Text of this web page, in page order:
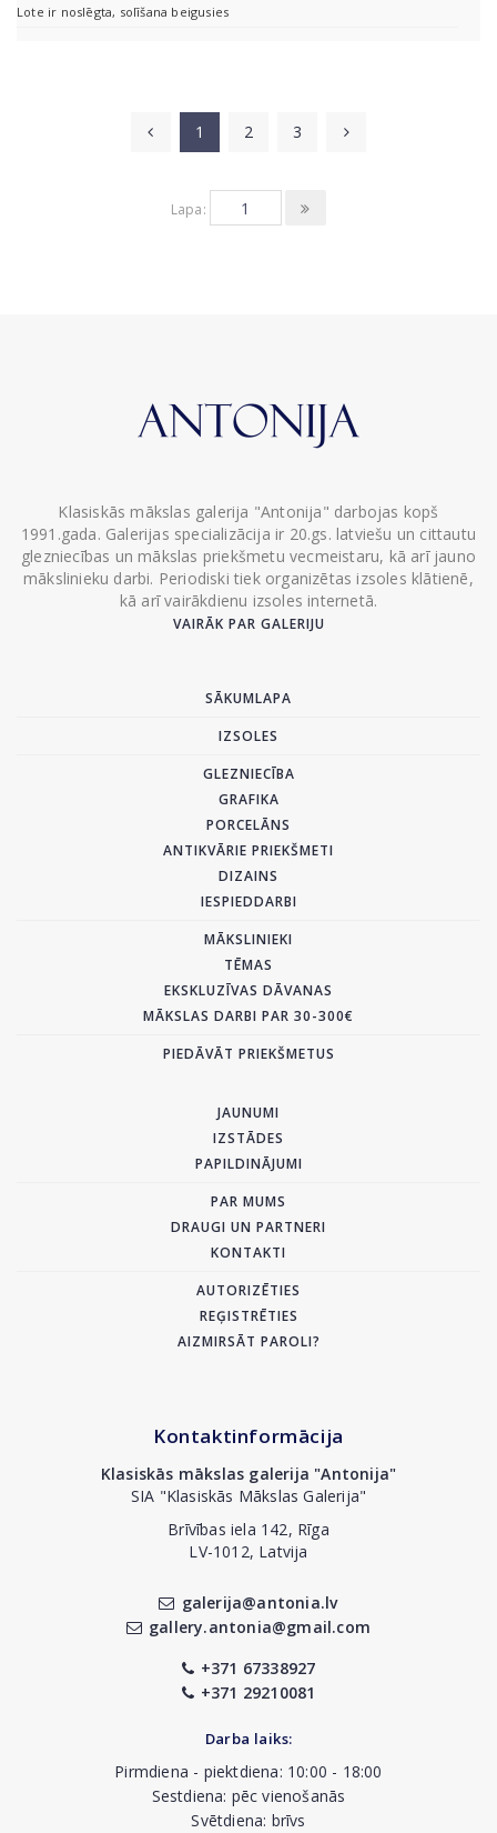
Lote ir noslēgta, solīšana beigusies
1 2 3
Lapa:
Klasiskās mākslas galerija "Antonija" darbojas kopš
1991.gada. Galerijas specializācija ir 20.gs. latviešu un cittautu
glezniecības un mākslas priekšmetu vecmeistaru, kā arī jauno
mākslinieku darbi. Periodiski tiek organizētas izsoles klātienē,
kā arī vairākdienu izsoles internetā.
VAIRĀK PAR GALERIJU
SĀKUMLAPA
IZSOLES
GLEZNIECĪBA
GRAFIKA
PORCELĀNS
ANTIKVĀRIE PRIEKŠMETI
DIZAINS
IESPIEDDARBI
MĀKSLINIEKI
TĒMAS
EKSKLUZĪVAS DĀVANAS
MĀKSLAS DARBI PAR 30-300€
PIEDĀVĀT PRIEKŠMETUS
JAUNUMI
IZSTĀDES
PAPILDINĀJUMI
PAR MUMS
DRAUGI UN PARTNERI
KONTAKTI
AUTORIZĒTIES
REĢISTRĒTIES
AIZMIRSĀT PAROLI?
Kontaktinformācija
Klasiskās mākslas galerija "Antonija"
SIA "Klasiskās Mākslas Galerija"
Brīvības iela 142, Rīga
LV-1012, Latvija
galerija@antonia.lv
gallery.antonia@gmail.com
+371 67338927
+371 29210081
Darba laiks:
Pirmdiena - piektdiena: 10:00 - 18:00
Sestdiena: pēc vienošanās
Svētdiena: brīvs